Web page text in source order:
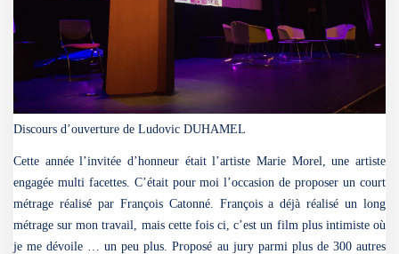
Discours d’ouverture de Ludovic DUHAMEL
Cette année l’invitée d’honneur était l’artiste Marie Morel, une artiste
engagée multi facettes. C’était pour moi l’occasion de proposer un court
métrage réalisé par François Catonné. François a déjà réalisé un long
métrage sur mon travail, mais cette fois ci, c’est un film plus intimiste où
je me dévoile … un peu plus. Proposé au jury parmi plus de 300 autres